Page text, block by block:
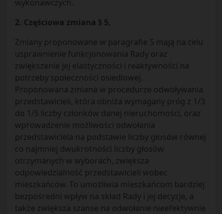
wykonawczych.
2. Częściowa zmiana § 5,
Zmiany proponowane w paragrafie 5 mają na celu
usprawnienie funkcjonowania Rady oraz
zwiększenie jej elastyczności i reaktywności na
potrzeby społeczności osiedlowej.
Proponowana zmiana w procedurze odwoływania
przedstawicieli, która obniża wymagany próg z 1/3
do 1/5 liczby członków danej nieruchomości, oraz
wprowadzenie możliwości odwołania
przedstawiciela na podstawie liczby głosów równej
co najmniej dwukrotności liczby głosów
otrzymanych w wyborach, zwiększa
odpowiedzialność przedstawicieli wobec
mieszkańców. To umożliwia mieszkańcom bardziej
bezpośredni wpływ na skład Rady i jej decyzje, a
także zwiększa szanse na odwołanie nieefektywnie